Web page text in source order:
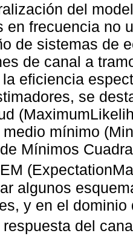
del
en frecuencia no
de sistemas de
de canal a
eficiencia
se
mínimo
Mínimos
algunos
y en el
del